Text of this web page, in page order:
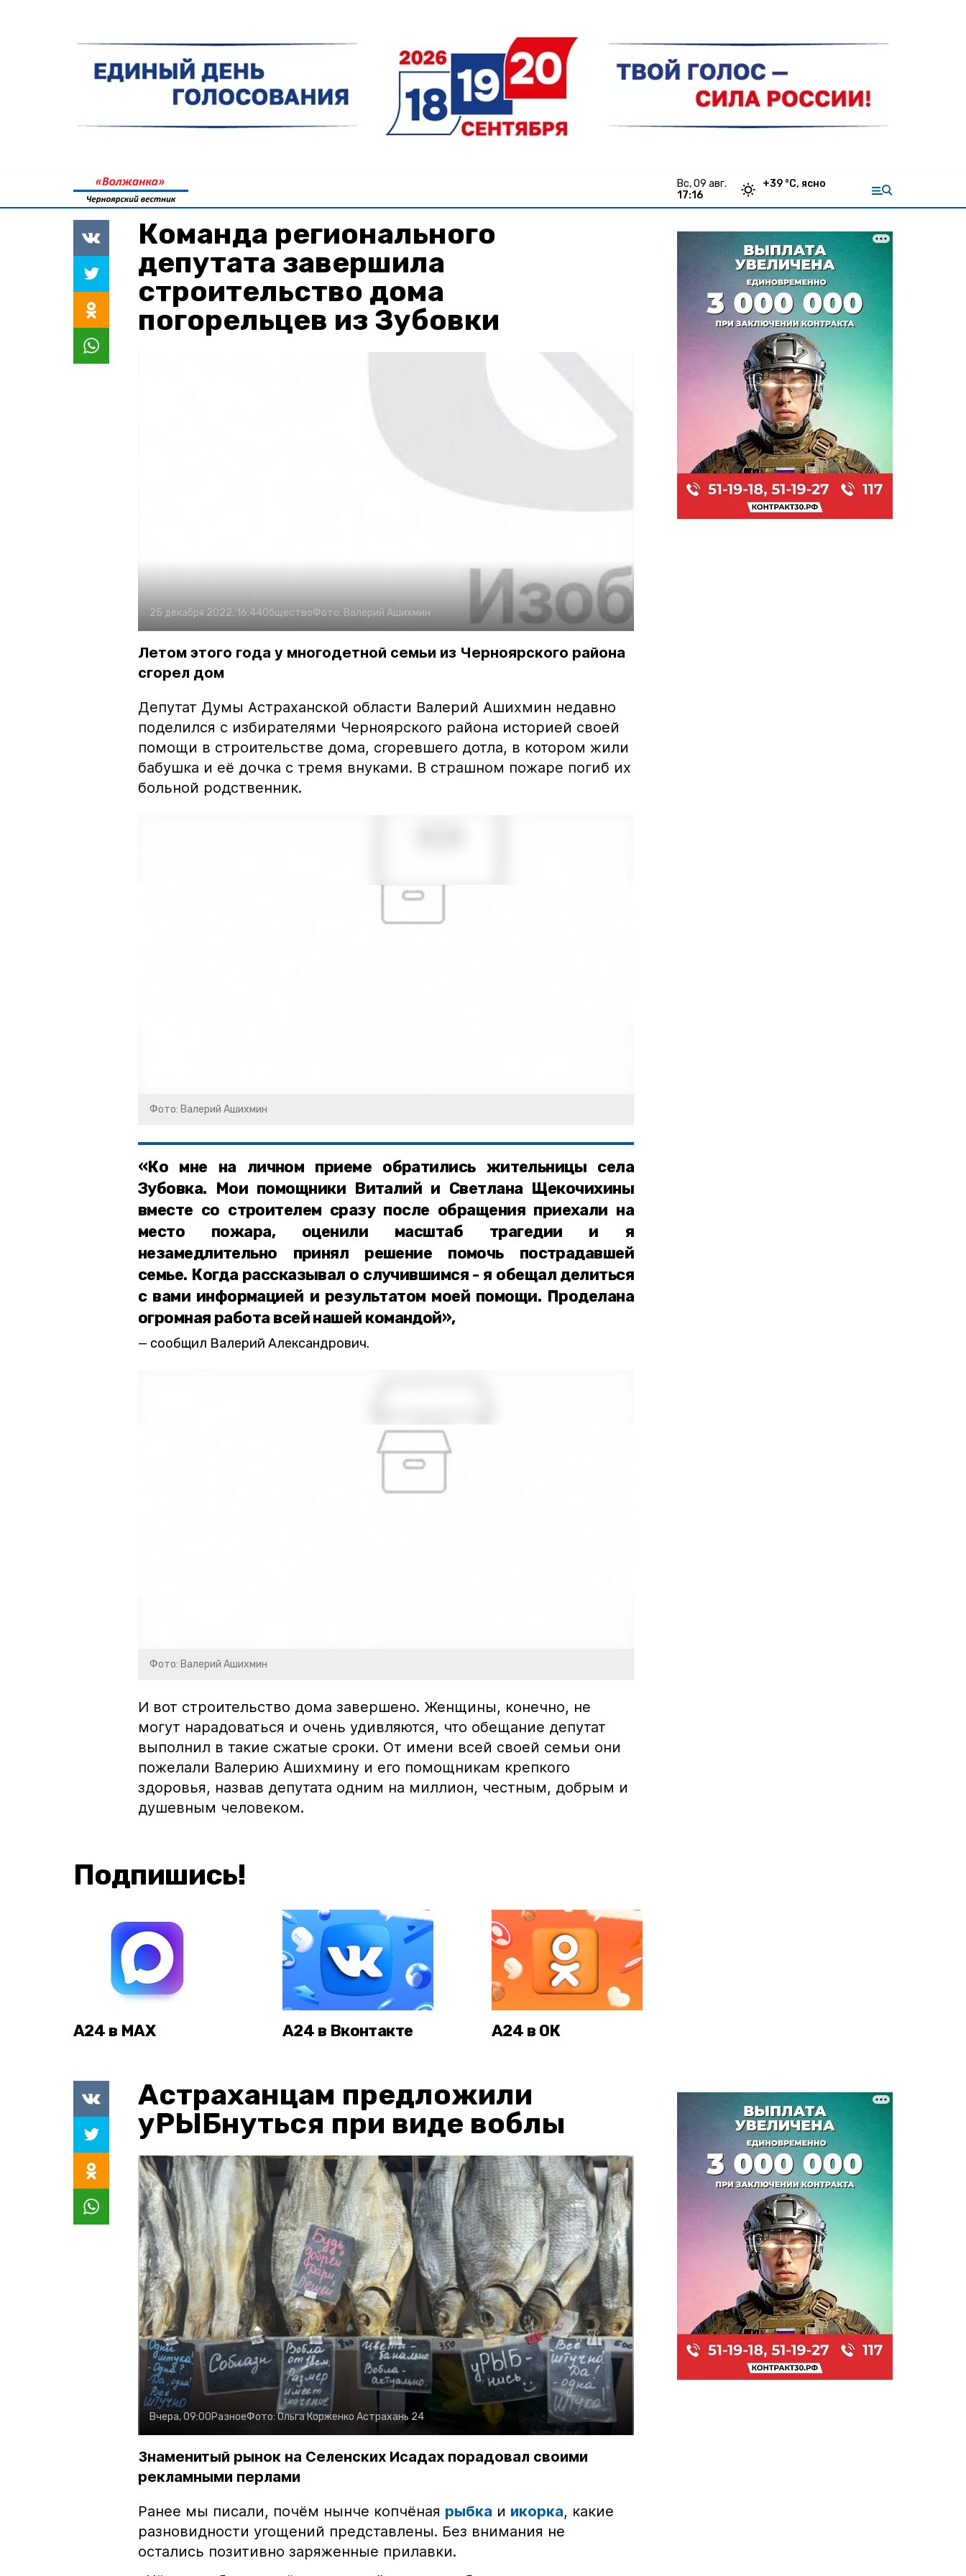
вс, 09 авг.
17:16
+39 °С, ясно
Команда регионального
депутата завершила
строительство дома
погорельцев из Зубовки
25 декабря 2022, 16:44ОбществоФото: Валерий Ашихмин
Летом этого года у многодетной семьи из Черноярского района
сгорел дом
Депутат Думы Астраханской области Валерий Ашихмин недавно
поделился с избирателями Черноярского района историей своей
помощи в строительстве дома, сгоревшего дотла, в котором жили
бабушка и её дочка с тремя внуками. В страшном пожаре погиб их
больной родственник.
Фото: Валерий Ашихмин
«Ко мне на личном приеме обратились жительницы села
Зубовка. Мои помощники Виталий и Светлана Щекочихины
вместе со строителем сразу после обращения приехали на
место пожара, оценили масштаб трагедии и я
незамедлительно принял решение помочь пострадавшей
семье. Когда рассказывал о случившимся - я обещал делиться
с вами информацией и результатом моей помощи. Проделана
огромная работа всей нашей командой»,
сообщил Валерий Александрович.
Фото: Валерий Ашихмин
И вот строительство дома завершено. Женщины, конечно, не
могут нарадоваться и очень удивляются, что обещание депутат
выполнил в такие сжатые сроки. От имени всей своей семьи они
пожелали Валерию Ашихмину и его помощникам крепкого
здоровья, назвав депутата одним на миллион, честным, добрым и
душевным человеком.
Подпишись!
А24 в MAX А24 в Вконтакте А24 в ОК
Астраханцам предложили
уРЫБнуться при виде воблы
Вчера, 09:00РазноеФото:Ольга Корженко Астрахань 24
Знаменитый рынок на Селенских Исадах порадовал своими
рекламными перлами
Ранее мы писали, почём нынче копчёная рыбка и икорка, какие
разновидности угощений представлены. Без внимания не
остались позитивно заряженные прилавки.